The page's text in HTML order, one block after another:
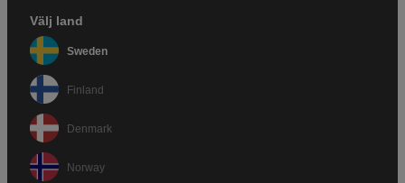
Välj land
Sweden
Finland
Denmark
Norway